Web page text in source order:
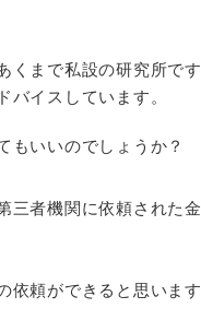
まで私設の研究所です
イスしています。
もいいのでしょうか？
三者機関に依頼された
頼ができると思います